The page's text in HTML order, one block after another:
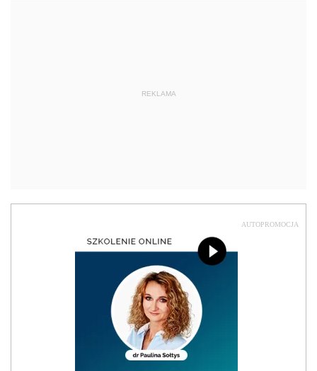
REKLAMA
AUTOPROMOCJA